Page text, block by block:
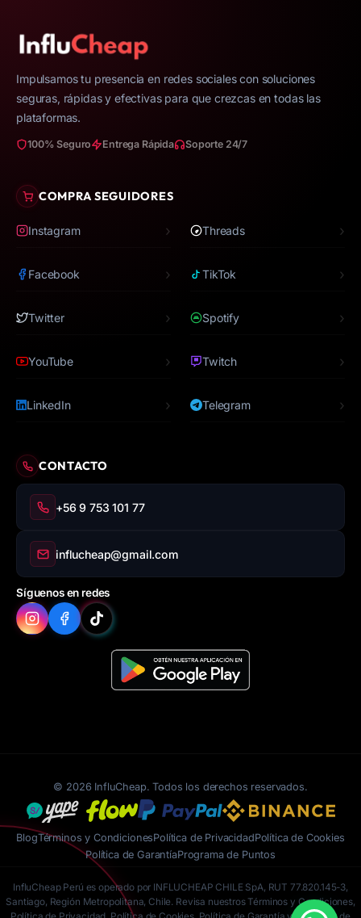
Impulsamos tu presencia en redes sociales con soluciones
seguras, rápidas y efectivas para que crezcas en todas las
plataformas.
100% Seguro Entrega Rápida Soporte 24/7
COMPRA SEGUIDORES
Instagram › Threads ›
Facebook › TikTok ›
Twitter › Spotify ›
YouTube › Twitch ›
LinkedIn › Telegram ›
CONTACTO
+56 9 753 101 77
influcheap@gmail.com
Síguenos en redes
© 2026 InfluCheap. Todos los derechos reservados.
BlogTérminos y CondicionesPolítica de PrivacidadPolítica de Cookies
Política de GarantíaPrograma de Puntos
InfluCheap Perú es operado por INFLUCHEAP CHILE SpA, RUT 77.820.145-3,
Santiago, Región Metropolitana, Chile. Revisa nuestros Términos y Condiciones,